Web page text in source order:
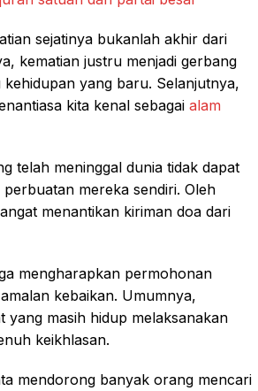
sejatinya bukanlah akhir dari
kematian justru menjadi gerbang
yang baru. Selanjutnya,
kita kenal sebagai alam
telah meninggal dunia tidak dapat
mereka sendiri. Oleh
menantikan kiriman doa dari
mengharapkan permohonan
kebaikan. Umumnya,
yang masih hidup melaksanakan
keikhlasan.
mendorong banyak orang mencari